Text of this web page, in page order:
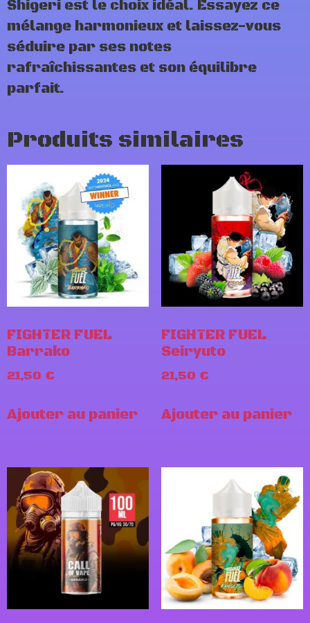
Shigeri est le choix idéal. Essayez ce
mélange harmonieux et laissez-vous
séduire par ses notes
rafraîchissantes et son équilibre
parfait.
Produits similaires
FIGHTER FUEL
Barrako
21,50 €
Ajouter au panier
FIGHTER FUEL
Seiryuto
21,50 €
Ajouter au panier